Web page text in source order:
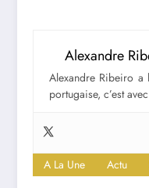
Alexandre
Alexandre Ribeiro a
portugaise, c’est
A La Une Actu